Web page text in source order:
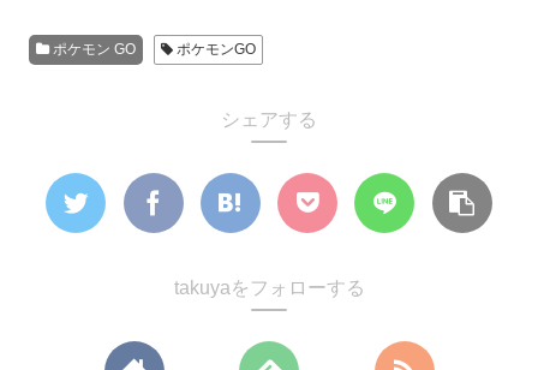
ポケモン GO ポケモンGO
シェアする
takuyaをフォローする